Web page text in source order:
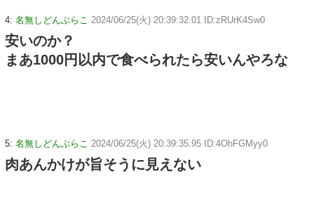
4: 名無しどんぶらこ 2024/06/25(火) 20:39:32.01 ID:zRUrK4Sw0
安いのか？
まあ1000円以内で食べられたら安いんやろな
5: 名無しどんぶらこ 2024/06/25(火) 20:39:35.95 ID:4OhFGMyy0
肉あんかけが旨そうに見えない